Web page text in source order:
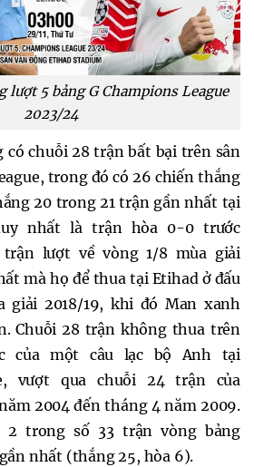
lượt 5 bảng G Champions League
2023/24
có chuỗi 28 trận bất bại trên sân
trong đó có 26 chiến thắng
20 trong 21 trận gần nhất tại
nhất là trận hòa 0-0 trước
lượt về vòng 1/8 mùa giải
mà họ để thua tại Etihad ở đấu
giải 2018/19, khi đó Man xanh
Chuỗi 28 trận không thua trên
của một câu lạc bộ Anh tại
vượt qua chuỗi 24 trận của
2004 đến tháng 4 năm 2009.
2 trong số 33 trận vòng bảng
nhất (thắng 25, hòa 6).